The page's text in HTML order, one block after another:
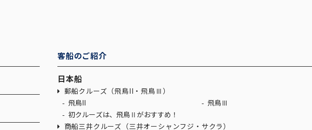
客船のご紹介
日本船
郵船クルーズ（飛鳥II・飛鳥Ⅲ）
飛鳥II
初クルーズは、飛鳥Ⅱがおすすめ！
飛鳥Ⅲ
商船三井クルーズ（三井オーシャンフジ・サクラ）